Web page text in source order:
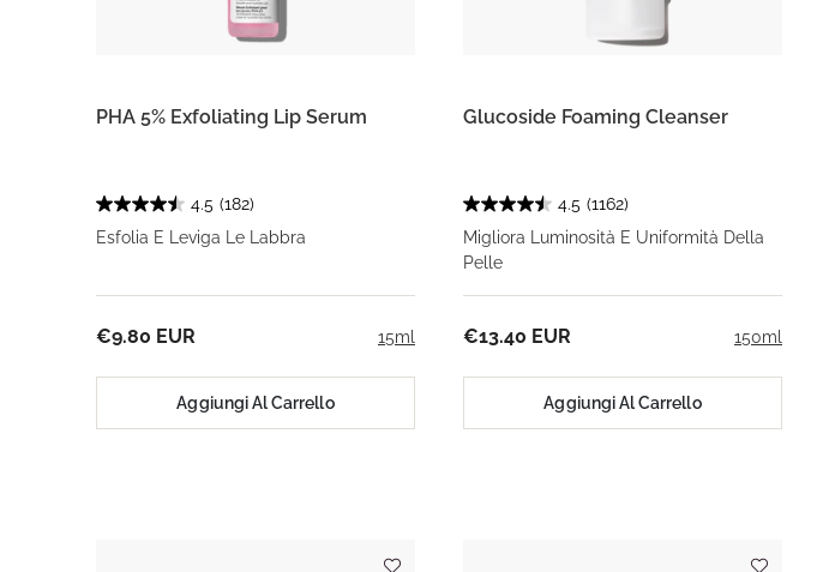
PHA 5% Exfoliating Lip Serum
4.5 (182)
Esfolia E Leviga Le Labbra
15ml
€9.80 EUR
Aggiungi Al Carrello
Glucoside Foaming Cleanser
4.5 (1162)
Migliora Luminosità E Uniformità Della
Pelle
150ml
€13.40 EUR
Aggiungi Al Carrello